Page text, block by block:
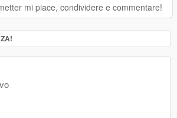
mi piace, condividere e commentare!